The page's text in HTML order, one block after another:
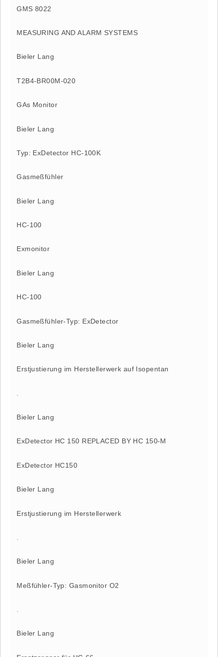
GMS 8022
MEASURING AND ALARM SYSTEMS
Bieler Lang
T2B4-BR00M-020
GAs Monitor
Bieler Lang
Typ: ExDetector HC-100K
Gasmeßfühler
Bieler Lang
HC-100
Exmonitor
Bieler Lang
HC-100
Gasmeßfühler-Typ: ExDetector
Bieler Lang
Erstjustierung im Herstellerwerk auf Isopentan
Bieler Lang
ExDetector HC 150 REPLACED BY HC 150-M
ExDetector HC150
Bieler Lang
Erstjustierung im Herstellerwerk
Bieler Lang
Meßfühler-Typ: Gasmonitor O2
Bieler Lang